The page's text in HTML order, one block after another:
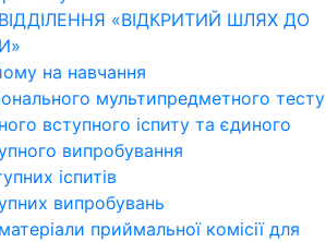
«ВІДКРИТИЙ ШЛЯХ ДО
на навчання
мультипредметного тесту
вступного іспиту та єдиного
випробування
іспитів
випробувань
приймальної комісії для